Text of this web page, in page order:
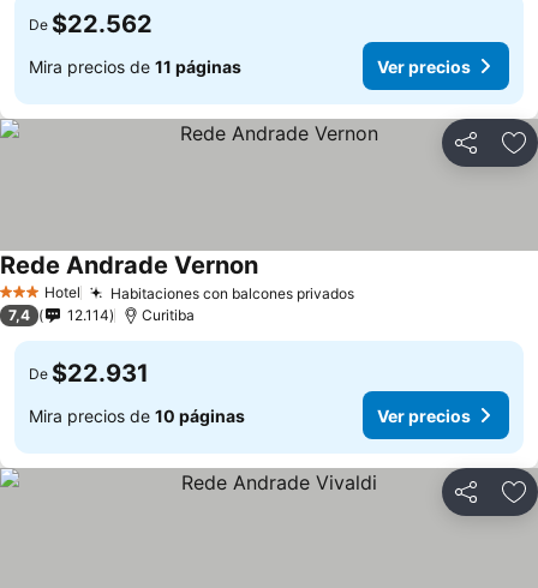
De $22.562
Mira precios de 11 páginas Ver precios
Compartir
3 Estrellas
Hotel Habitaciones con balcones privados
Rede Andrade Vernon
7,4 12.114 Curitiba
De $22.931
Mira precios de 10 páginas Ver precios
Compartir